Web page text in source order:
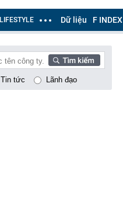
LIFESTYLE Dữ liệu F INDEX
Tin tức Lãnh đạo